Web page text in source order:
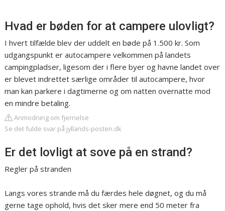
Hvad er bøden for at campere ulovligt?
I hvert tilfælde blev der uddelt en bøde på 1.500 kr. Som
udgangspunkt er autocampere velkommen på landets
campingpladser, ligesom der i flere byer og havne landet over
er blevet indrettet særlige områder til autocampere, hvor
man kan parkere i dagtimerne og om natten overnatte mod
en mindre betaling.
Anmodning om fjernelse
Se det fulde svar på jyllands-posten.dk
Er det lovligt at sove på en strand?
Regler på stranden
Langs vores strande må du færdes hele døgnet, og du må
gerne tage ophold, hvis det sker mere end 50 meter fra